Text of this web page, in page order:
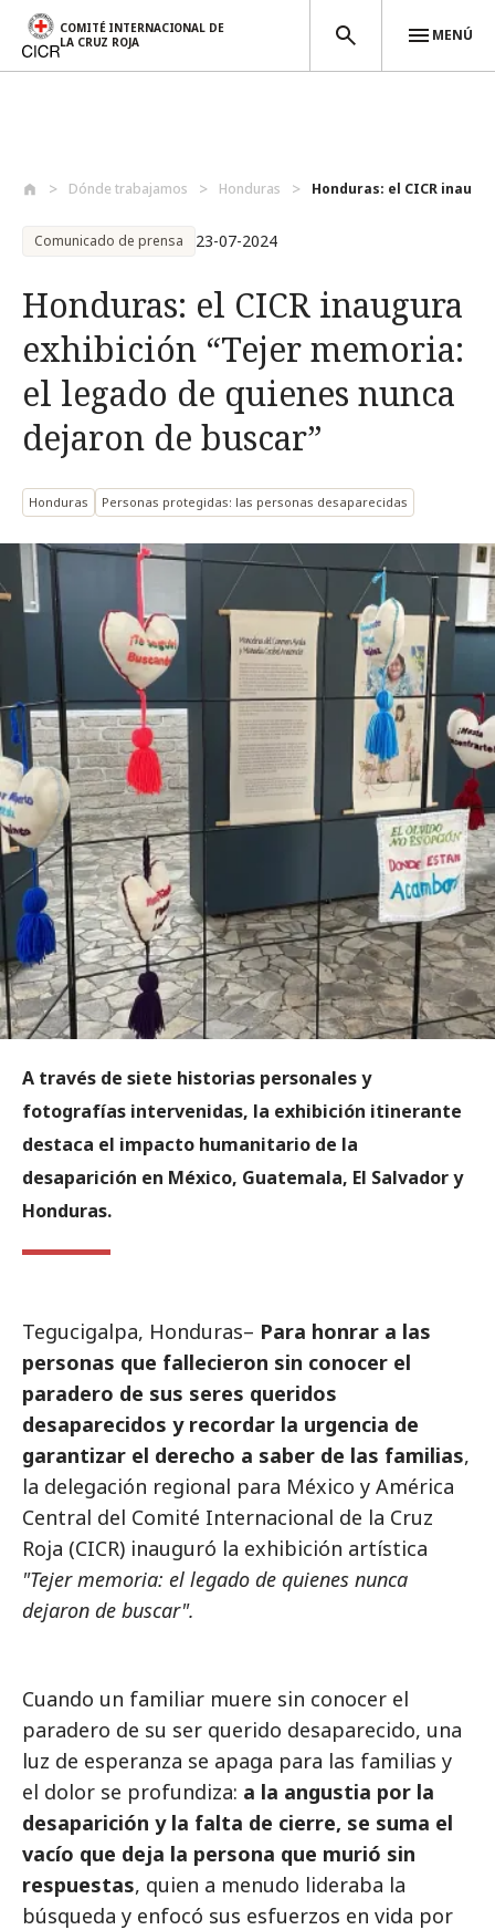
COMITÉ INTERNACIONAL DE
LA CRUZ ROJA
MENÚ
Dónde trabajamos Honduras Honduras: el CICR
Comunicado de prensa 23-07-2024
Honduras: el CICR inaugura
exhibición “Tejer memoria:
el legado de quienes nunca
dejaron de buscar”
Honduras Personas protegidas: las personas desaparecidas
A través de siete historias personales y
fotografías intervenidas, la exhibición itinerante
destaca el impacto humanitario de la
desaparición en México, Guatemala, El Salvador y
Honduras.
Tegucigalpa, Honduras– Para honrar a las
personas que fallecieron sin conocer el
paradero de sus seres queridos
desaparecidos y recordar la urgencia de
garantizar el derecho a saber de las familias,
la delegación regional para México y América
Central del Comité Internacional de la Cruz
Roja (CICR) inauguró la exhibición artística
"Tejer memoria: el legado de quienes nunca
dejaron de buscar".
Cuando un familiar muere sin conocer el
paradero de su ser querido desaparecido, una
luz de esperanza se apaga para las familias y
el dolor se profundiza: a la angustia por la
desaparición y la falta de cierre, se suma el
vacío que deja la persona que murió sin
respuestas, quien a menudo lideraba la
búsqueda y enfocó sus esfuerzos en vida por